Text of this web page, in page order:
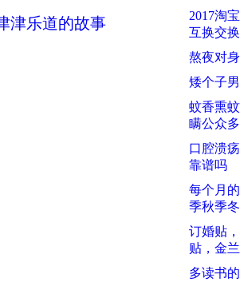
津乐道的故事
2017淘
互换交
熬夜对
矮个子
蚊香熏
瞒公众
口腔溃
靠谱吗
每个月
季秋季
订婚贴
贴，金
多读书